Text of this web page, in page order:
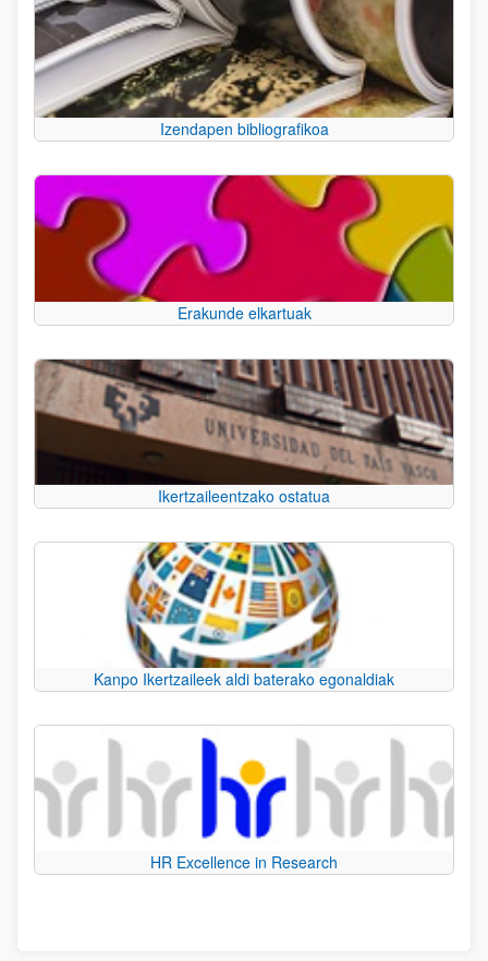
Izendapen bibliografikoa
Erakunde elkartuak
Ikertzaileentzako ostatua
Kanpo Ikertzaileek aldi baterako egonaldiak
HR Excellence in Research